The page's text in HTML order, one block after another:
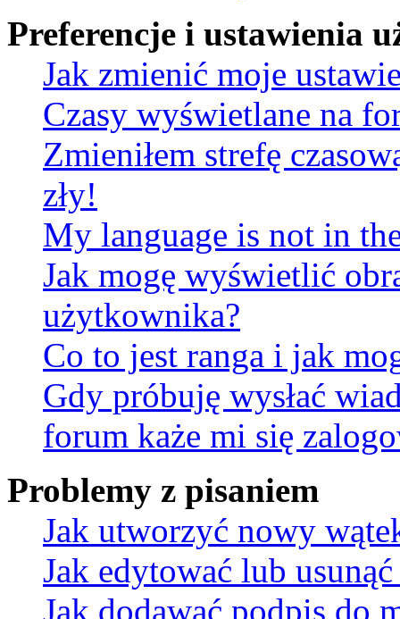
Preferencje i ustawienia
Jak zmienić moje
Czasy wyświetlane na
Zmieniłem strefę
zły!
My language is not in
Jak mogę wyświetlić
użytkownika?
Co to jest ranga i jak
Gdy próbuję wysłać
forum każe mi się
Problemy z pisaniem
Jak utworzyć nowy
Jak edytować lub usunąć
Jak dodawać podpis do